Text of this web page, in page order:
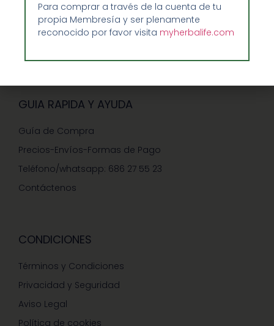
Opiniones de Clientes
Sobre Nosotros y Herbalife
GUIA RAPIDA Y AYUDA
Guía de Compra
Precios-Envíos-Formas de Pago
Teléfono/whatsapp: 686 27 55 23
Contáctenos
CONDICIONES
Términos y Condiciones
Privacidad y Seguridad
Aviso Legal
Política de cookies
Para comprar a través de la cuenta de tu
propia Membresía y ser plenamente
reconocido por favor visita myherbalife.com